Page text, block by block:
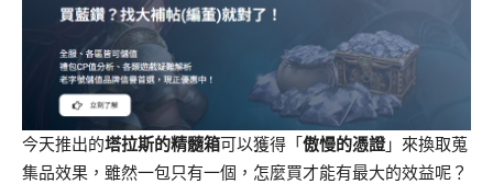
今天推出的塔拉斯的精髓箱可以獲得「傲慢的憑證」來換取蒐
集品效果，雖然一包只有一個，怎麼買才能有最大的效益呢？